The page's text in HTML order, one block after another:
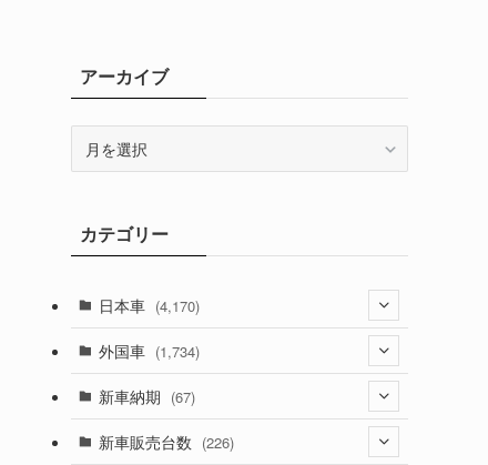
アーカイブ
ブカテゴリー
日本車 (4,170)
(1,320)
(329)
(525)
外国車 (1,734)
(188)
新車納期 (67)
(28)
新車販売台数 (226)